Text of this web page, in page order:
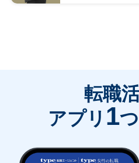
転職
アプリ 1